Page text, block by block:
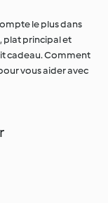
le plus dans
plat principal et
cadeau. Comment
vous aider avec